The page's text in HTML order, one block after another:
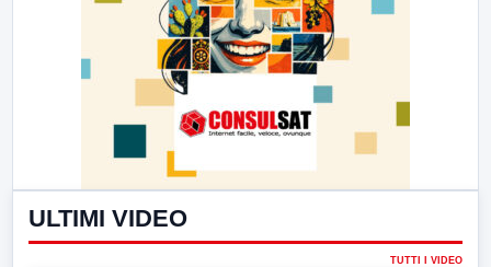
ULTIMI VIDEO
TUTTI I VIDEO